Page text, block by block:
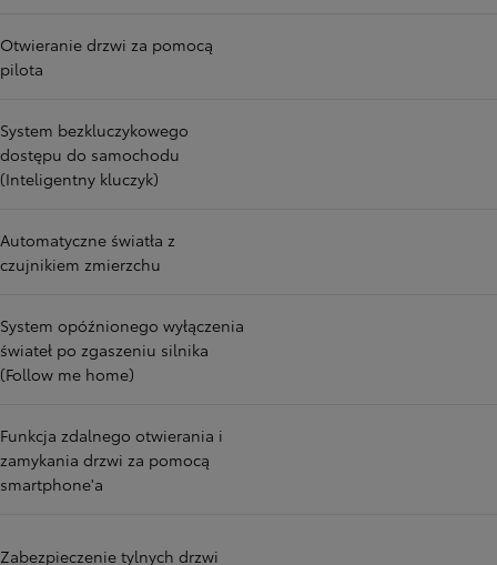
Otwieranie drzwi za pomocą
pilota
System bezkluczykowego
dostępu do samochodu
(Inteligentny kluczyk)
Automatyczne światła z
czujnikiem zmierzchu
System opóźnionego wyłączenia
świateł po zgaszeniu silnika
(Follow me home)
Funkcja zdalnego otwierania i
zamykania drzwi za pomocą
smartphone'a
Zabezpieczenie tylnych drzwi